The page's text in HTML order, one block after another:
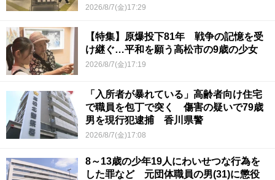
2026/8/7(金)17:29
【特集】原爆投下81年 戦争の記憶を受
け継ぐ…平和を願う高松市の9歳の少女
2026/8/7(金)17:19
「入所者が暴れている」高齢者向け住宅
で職員を包丁で突く 傷害の疑いで79歳
男を現行犯逮捕 香川県警
2026/8/7(金)17:08
8～13歳の少年19人にわいせつな行為を
した罪など 元団体職員の男(31)に懲役